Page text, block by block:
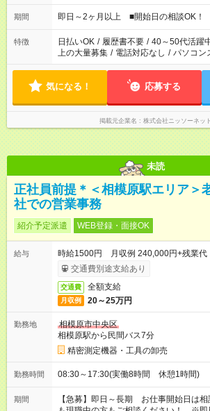
期間 即日～2ヶ月以上 ■開始日の相談OK！
特徴 日払いOK / 履歴書不要 / 40～50代活躍
上の大量募集 / 電話対応なし / パソコン
気になる！ 応募する
掲載元企業名 株式会社ニッソーネット
未読
正社員前提＊＜相模原駅エリア＞
社での営業事務
紹介予定派遣 WEB登録・面接OK
給与
時給1500円 月収例 240,000円+残業代
交通費別途支給あり
交通費 全額支給
月収例 20～25万円
勤務地
相模原市中央区
相模原駅から民間バス7分
精密測定機器・工具の卸売
勤務時間 08:30～17:30(実働8時間 休憩1時間)
期間
【急募】即日～長期 お仕事開始日は